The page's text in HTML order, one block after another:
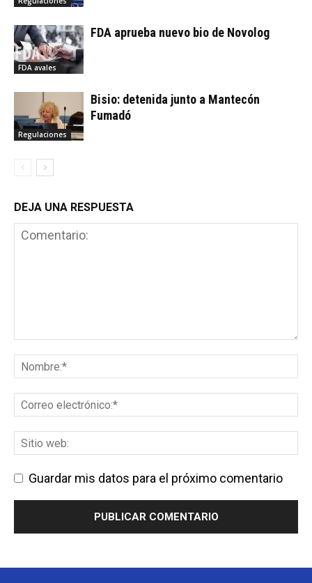
FDA avales
FDA aprueba nuevo bio de Novolog
Regulaciones
Bisio: detenida junto a Mantecón
Fumadó
DEJA UNA RESPUESTA
Guardar mis datos para el próximo comentario